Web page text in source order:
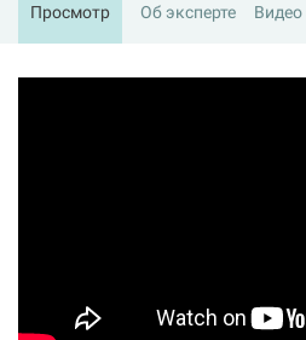
Просмотр Об эксперте Видео